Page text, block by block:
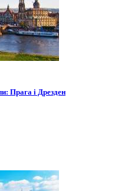
Прага і Дрезден